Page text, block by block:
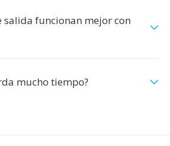
salida funcionan mejor con
mucho tiempo?